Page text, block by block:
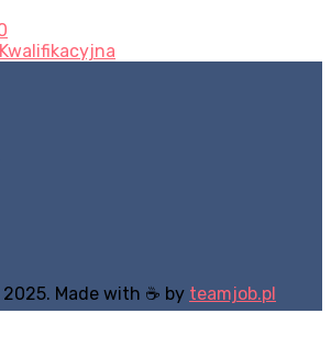
Made with ☕ by teamjob.pl